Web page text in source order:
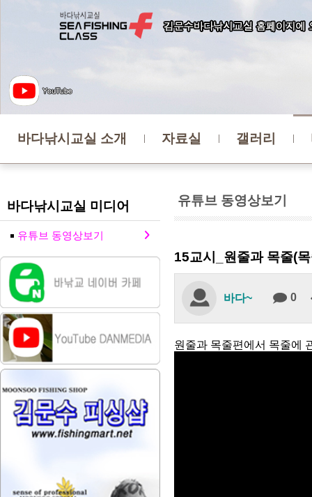
바다낚시교실 소개 자료실 갤러리
유튜브 동영상보기
바다낚시교실 미디어
유튜브 동영상보기
15교시_원줄과 목줄(
바다~ 0
원줄과 목줄편에서 목줄에